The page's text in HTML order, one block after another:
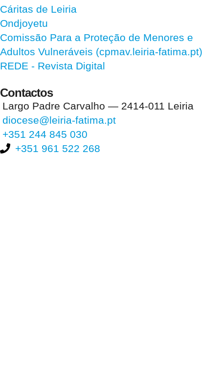
Cáritas de Leiria
Ondjoyetu
Comissão Para a Proteção de Menores e
Adultos Vulneráveis (cpmav.leiria-fatima.pt)
REDE - Revista Digital
Contactos
Largo Padre Carvalho — 2414-011 Leiria
diocese@leiria-fatima.pt
+351 244 845 030
+351 961 522 268